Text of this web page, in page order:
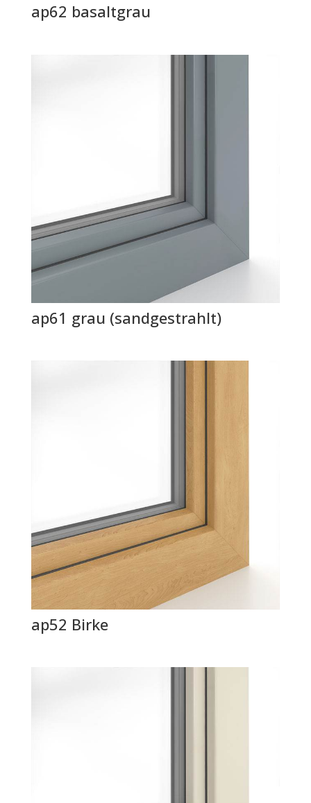
ap62 basaltgrau
ap61 grau (sandgestrahlt)
ap52 Birke